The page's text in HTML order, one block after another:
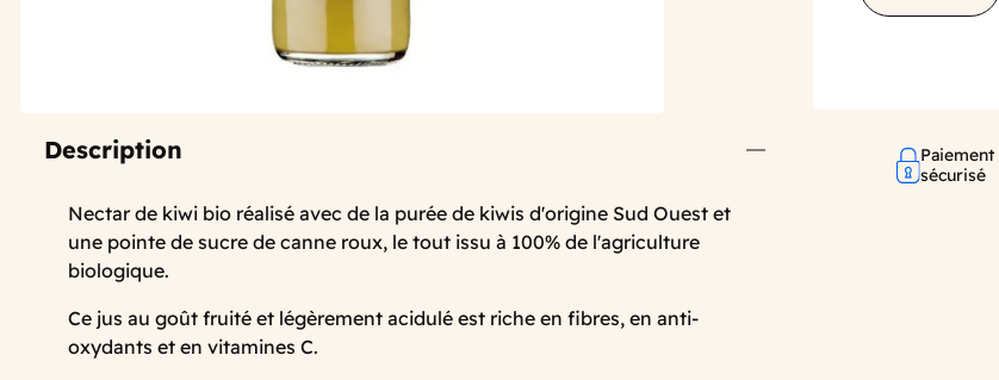
Description
Nectar de kiwi bio réalisé avec de la purée de kiwis d'origine Sud Ouest et
une pointe de sucre de canne roux, le tout issu à 100% de l'agriculture
biologique.
Ce jus au goût fruité et légèrement acidulé est riche en fibres, en anti-
oxydants et en vitamines C.
Paiement
sécurisé